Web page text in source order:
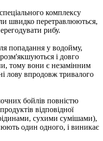
комплексу
швидко перетравлюються,
рибу.
попадання у водойму,
і довго
тому вони є незамінним
лову впродовж тривалого
бойлiв повністю
відповідної
сухими сумішами),
один одного, і виникає